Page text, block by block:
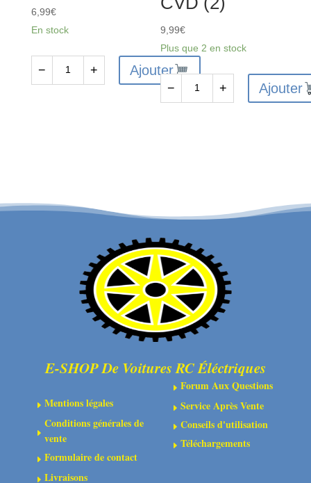
6,99€
En stock
FF
− + Ajouter
9,99€
Plus que 2 en stock
arbre
de
transmission
CVD
(2)
− + Ajouter
E-SHOP De Voitures RC Éléctriques
EMentions légales
E
Conditions générales de
vente
EFormulaire de contact
ELivraisons
E Forum Aux Questions
E Service Après Vente
E Conseils d'utilisation
E Téléchargements